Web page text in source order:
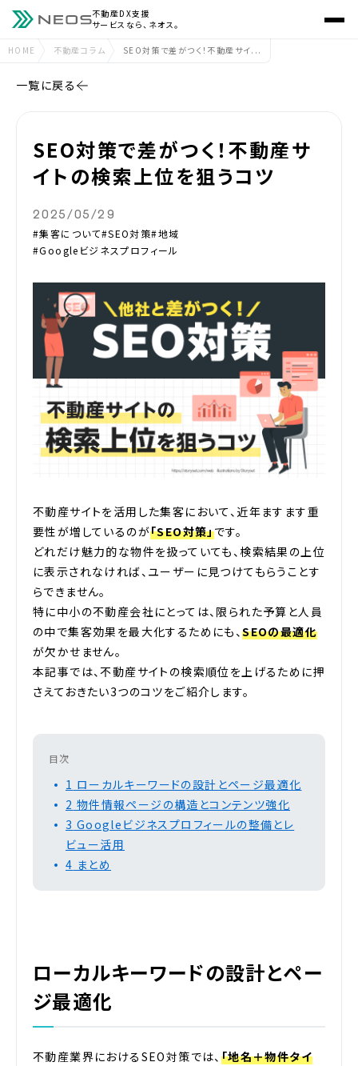
不動産DX支援
サービスなら、ネオス。
HOME 不動産コラム SEO対策で差がつく！不動産サイ...
一覧に戻る
SEO対策で差がつく！不動産サ
イトの検索上位を狙うコツ
2025/05/29
#集客について#SEO対策#地域
#Googleビジネスプロフィール
不動産サイトを活用した集客において、近年ますます重
要性が増しているのが「SEO対策」です。
どれだけ魅力的な物件を扱っていても、検索結果の上位
に表示されなければ、ユーザーに見つけてもらうことす
らできません。
特に中小の不動産会社にとっては、限られた予算と人員
の中で集客効果を最大化するためにも、SEOの最適化
が欠かせません。
本記事では、不動産サイトの検索順位を上げるために押
さえておきたい3つのコツをご紹介します。
目次
1 ローカルキーワードの設計とページ最適化
2 物件情報ページの構造とコンテンツ強化
3 Googleビジネスプロフィールの整備とレ
ビュー活用
4 まとめ
ローカルキーワードの設計とペー
ジ最適化
不動産業界におけるSEO対策では、 「地名＋物件タイ